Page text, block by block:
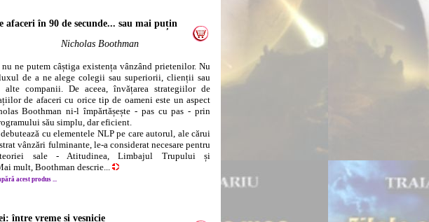
afaceri în 90 de secunde... sau mai puțin
Nicholas Boothman
ne putem câștiga existența vânzând prietenilor. Nu
de a ne alege colegii sau superiorii, clienții sau
companii. De aceea, învățarea strategiilor de
de afaceri cu orice tip de oameni este un aspect
Boothman ni-l împărtășește - pas cu pas - prin
său simplu, dar eficient.
cu elementele NLP pe care autorul, ale cărui
vânzări fulminante, le-a considerat necesare pentru
teoriei sale - Atitudinea, Limbajul Trupului și
mult, Boothman descrie...
acest produs ...
între vreme și veșnicie